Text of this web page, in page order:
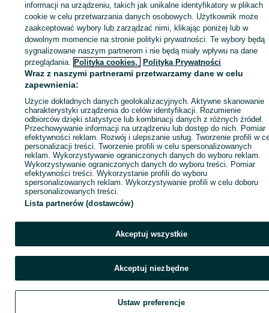
KATEGORIA
811964868 Wyświetlenia:
Zadzwoń / SMS
informacji na urządzeniu, takich jak unikalne identyfikatory w plikach
cookie w celu przetwarzania danych osobowych. Użytkownik może
zaakceptować wybory lub zarządzać nimi, klikając poniżej lub w
dowolnym momencie na stronie polityki prywatności. Te wybory będą
sygnalizowane naszym partnerom i nie będą miały wpływu na dane
przeglądania. Polityka cookies, Polityka Prywatności
Wraz z naszymi partnerami przetwarzamy dane w celu
zapewnienia:
Użycie dokładnych danych geolokalizacyjnych. Aktywne skanowanie
charakterystyki urządzenia do celów identyfikacji. Rozumienie
odbiorców dzięki statystyce lub kombinacji danych z różnych źródeł.
Przechowywanie informacji na urządzeniu lub dostęp do nich. Pomiar
efektywności reklam. Rozwój i ulepszanie usług. Tworzenie profili w
personalizacji treści. Tworzenie profili w celu spersonalizowanych
reklam. Wykorzystywanie ograniczonych danych do wyboru reklam.
Wykorzystywanie ograniczonych danych do wyboru treści. Pomiar
efektywności treści. Wykorzystanie profili do wyboru
spersonalizowanych reklam. Wykorzystywanie profili w celu doboru
spersonalizowanych treści.
Lista partnerów (dostawców)
Akceptuj wszystkie
Akceptuj niezbędne
Ustaw preferencje